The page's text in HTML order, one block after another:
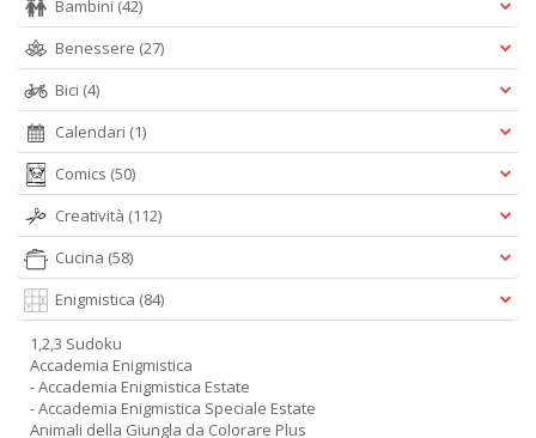
Bambini (42)
Benessere (27)
Bici (4)
Calendari (1)
Comics (50)
Creatività (112)
Cucina (58)
Enigmistica (84)
1,2,3 Sudoku
Accademia Enigmistica
- Accademia Enigmistica Estate
- Accademia Enigmistica Speciale Estate
Animali della Giungla da Colorare Plus